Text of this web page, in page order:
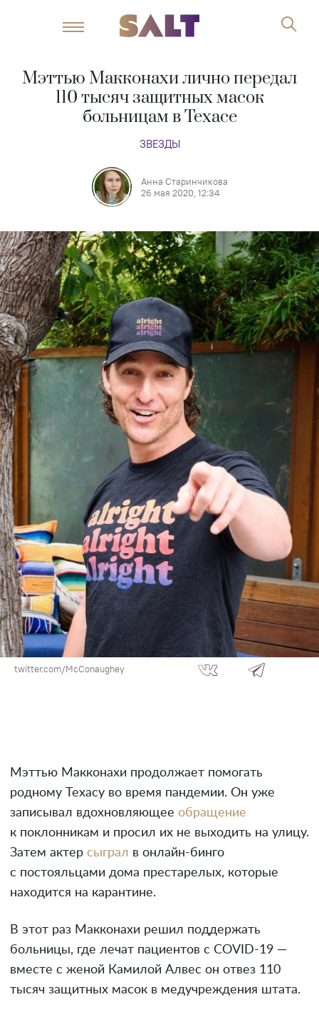
Мэттью Макконахи лично передал
110 тысяч защитных масок
больницам в Техасе
ЗВЕЗДЫ
Анна Старинчикова
26 мая 2020, 12:34
twitter.com/McConaughey
Мэттью Макконахи продолжает помогать
родному Техасу во время пандемии. Он уже
записывал вдохновляющее обращение
к поклонникам и просил их не выходить на улицу.
Затем актер сыграл в онлайн-бинго
с постояльцами дома престарелых, которые
находится на карантине.
В этот раз Макконахи решил поддержать
больницы, где лечат пациентов с COVID-19 —
вместе с женой Камилой Алвес он отвез 110
тысяч защитных масок в медучреждения штата.